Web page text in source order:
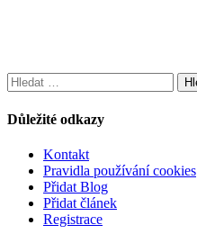
Vyhledávání
Důležité odkazy
Kontakt
Pravidla používání cookies
Přidat Blog
Přidat článek
Registrace